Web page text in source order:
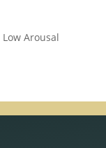
Arousal